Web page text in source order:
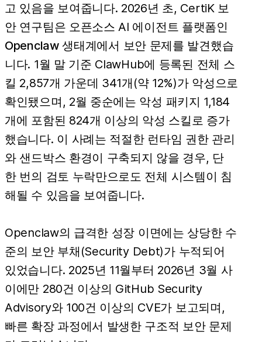
고 있음을 보여줍니다. 2026년 초, CertiK 보
안 연구팀은 오픈소스 AI 에이전트 플랫폼인
Openclaw 생태계에서 보안 문제를 발견했습
니다. 1월 말 기준 ClawHub에 등록된 전체 스
킬 2,857개 가운데 341개(약 12%)가 악성으로
확인됐으며, 2월 중순에는 악성 패키지 1,184
개에 포함된 824개 이상의 악성 스킬로 증가
했습니다. 이 사례는 적절한 런타임 권한 관리
와 샌드박스 환경이 구축되지 않을 경우, 단
한 번의 검토 누락만으로도 전체 시스템이 침
해될 수 있음을 보여줍니다.
Openclaw의 급격한 성장 이면에는 상당한 수
준의 보안 부채(Security Debt)가 누적되어
있었습니다. 2025년 11월부터 2026년 3월 사
이에만 280건 이상의 GitHub Security
Advisory와 100건 이상의 CVE가 보고되며,
빠른 확장 과정에서 발생한 구조적 보안 문제